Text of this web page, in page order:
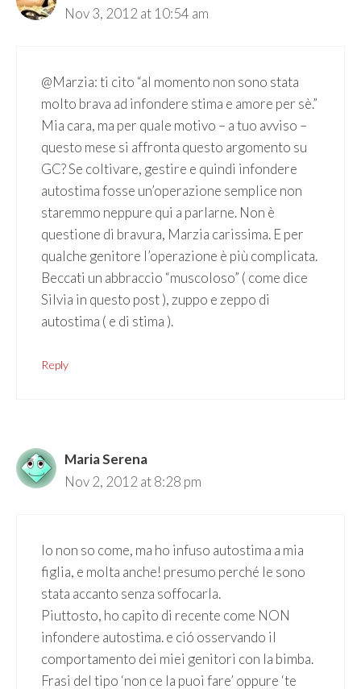
Nov 3, 2012 at 10:54 am
@Marzia: ti cito “al momento non sono stata
molto brava ad infondere stima e amore per sè.”
Mia cara, ma per quale motivo – a tuo avviso –
questo mese si affronta questo argomento su
GC? Se coltivare, gestire e quindi infondere
autostima fosse un’operazione semplice non
staremmo neppure qui a parlarne. Non è
questione di bravura, Marzia carissima. E per
qualche genitore l’operazione è più complicata.
Beccati un abbraccio “muscoloso” ( come dice
Silvia in questo post ), zuppo e zeppo di
autostima ( e di stima ).
Reply
Maria Serena
Nov 2, 2012 at 8:28 pm
Io non so come, ma ho infuso autostima a mia
figlia, e molta anche! presumo perché le sono
stata accanto senza soffocarla.
Piuttosto, ho capito di recente come NON
infondere autostima. e ció osservando il
comportamento dei miei genitori con la bimba.
Frasi del tipo ‘non ce la puoi fare’ oppure ‘te